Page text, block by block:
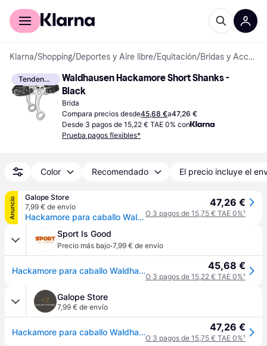
Comprar con Klarna
Klarna/Shopping/Deportes y Aire libre/Equitación/ Bridas y Accesorios
Tendencia
Waldhausen Hackamore Short Shanks -
Black
Brida
Compara precios desde45,68 €a47,26 €
Desde 3 pagos de 15,22 € TAE 0% con
Prueba pagos flexibles*
Color Recomendado El precio incluye el
Anuncio
Galope Store
7,99 € de envío
Hackamore para caballo Waldhausen - Noir
47,26 €
O 3 pagos de 15,75 € TAE 0%¹
Sport Is Good
Precio más bajo·7,99 € de envío
Hackamore para caballo Waldhausen - Noir 45,68 €
O 3 pagos de 15,22 € TAE 0%¹
Galope Store
7,99 € de envío
Hackamore para caballo Waldhausen - Noir 47,26 €
O 3 pagos de 15,75 € TAE 0%¹